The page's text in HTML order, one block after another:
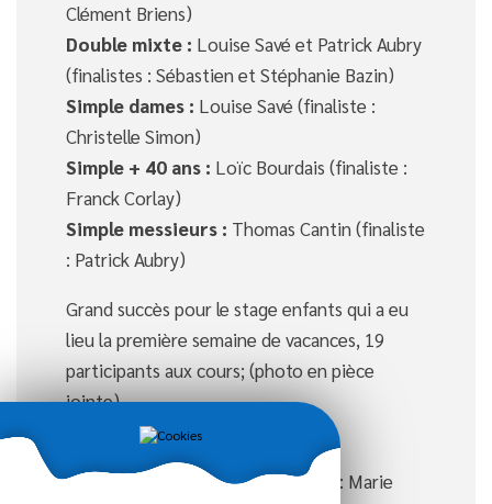
Clément Briens)
Double mixte : Louise Savé et Patrick Aubry
(finalistes : Sébastien et Stéphanie Bazin)
Simple dames : Louise Savé (finaliste :
Christelle Simon)
Simple + 40 ans : Loïc Bourdais (finaliste :
Franck Corlay)
Simple messieurs : Thomas Cantin (finaliste
: Patrick Aubry)
Grand succès pour le stage enfants qui a eu
lieu la première semaine de vacances, 19
participants aux cours; (photo en pièce
jointe)
vainqueurs :
+ 10 ans :
Romain Tardy (finaliste : Marie